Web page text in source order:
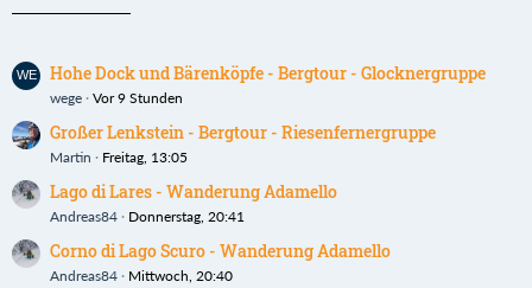
Hohe Dock und Bärenköpfe - Bergtour - Glocknergruppe
wege Vor 9 Stunden
Großer Lenkstein - Bergtour - Riesenfernergruppe
Martin Freitag, 13:05
Lago di Lares - Wanderung Adamello
Andreas84 Donnerstag, 20:41
Corno di Lago Scuro - Wanderung Adamello
Andreas84 Mittwoch, 20:40